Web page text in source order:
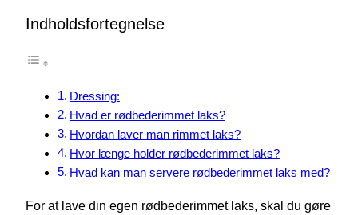
Indholdsfortegnelse
Dressing:
Hvad er rødbederimmet laks?
Hvordan laver man rimmet laks?
Hvor længe holder rødbederimmet laks?
Hvad kan man servere rødbederimmet laks med?
For at lave din egen rødbederimmet laks, skal du gøre